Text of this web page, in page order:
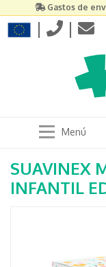
Gastos de
| |
Menú
SUAVINEX
INFANTIL